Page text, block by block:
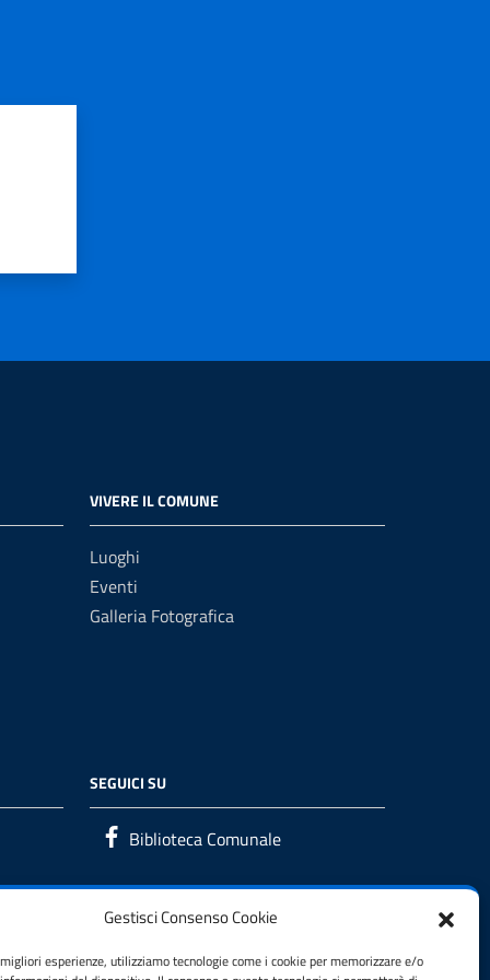
Gestisci Consenso Cookie
esperienze, utilizziamo tecnologie come i cookie per memorizzare e/o
VIVERE IL COMUNE
Luoghi
Eventi
Galleria Fotografica
SEGUICI SU
Biblioteca Comunale